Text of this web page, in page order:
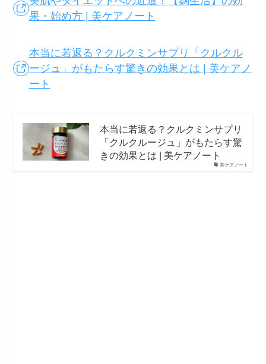
果・始め方 | 美ケアノート
本当に若返る？クルクミンサプリ「クルクル
ージュ」がもたらす驚きの効果とは | 美ケアノ
ート
美ケアノート
本当に若返る？クルクミンサプリ
「クルクルージュ」がもたらす驚
きの効果とは | 美ケアノート